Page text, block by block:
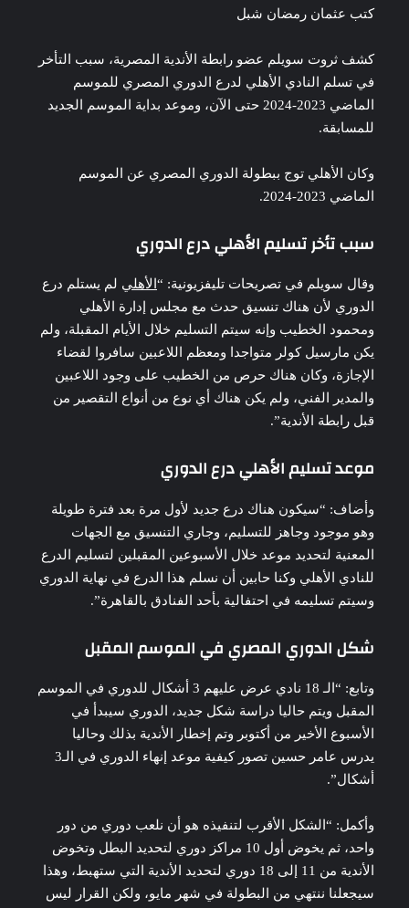
كتب عثمان رمضان شبل
كشف ثروت سويلم عضو رابطة الأندية المصرية، سبب التأخر
في تسلم النادي الأهلي لدرع الدوري المصري للموسم
الماضي 2023-2024 حتى الآن، وموعد بداية الموسم الجديد
للمسابقة.
وكان الأهلي توج ببطولة الدوري المصري عن الموسم
الماضي 2023-2024.
سبب تأخر تسليم الأهلي درع الدوري
وقال سويلم في تصريحات تليفزيونية: “ الأهلي لم يستلم درع
الدوري لأن هناك تنسيق حدث مع مجلس إدارة الأهلي
ومحمود الخطيب وإنه سيتم التسليم خلال الأيام المقبلة، ولم
يكن مارسيل كولر متواجدا ومعظم اللاعبين سافروا لقضاء
الإجازة، وكان هناك حرص من الخطيب على وجود اللاعبين
والمدير الفني، ولم يكن هناك أي نوع من أنواع التقصير من
قبل رابطة الأندية”.
موعد تسليم الأهلي درع الدوري
وأضاف: “سيكون هناك درع جديد لأول مرة بعد فترة طويلة
وهو موجود وجاهز للتسليم، وجاري التنسيق مع الجهات
المعنية لتحديد موعد خلال الأسبوعين المقبلين لتسليم الدرع
للنادي الأهلي وكنا حابين أن نسلم هذا الدرع في نهاية الدوري
وسيتم تسليمه في احتفالية بأحد الفنادق بالقاهرة”.
شكل الدوري المصري في الموسم المقبل
وتابع: “الـ 18 نادي عرض عليهم 3 أشكال للدوري في الموسم
المقبل ويتم حاليا دراسة شكل جديد، الدوري سيبدأ في
الأسبوع الأخير من أكتوبر وتم إخطار الأندية بذلك وحاليا
يدرس عامر حسين تصور كيفية موعد إنهاء الدوري في الـ3
أشكال”.
وأكمل: “الشكل الأقرب لتنفيذه هو أن نلعب دوري من دور
واحد، ثم يخوض أول 10 مراكز دوري لتحديد البطل وتخوض
الأندية من 11 إلى 18 دوري لتحديد الأندية التي ستهبط، وهذا
سيجعلنا ننتهي من البطولة في شهر مايو، ولكن القرار ليس